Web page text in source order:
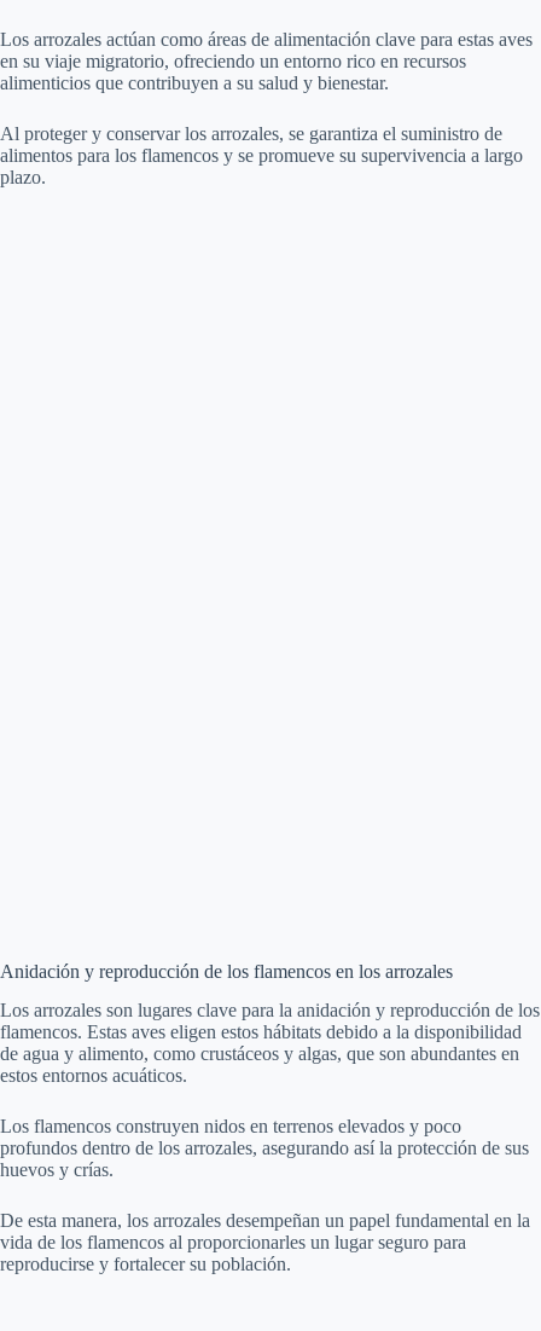
Los arrozales actúan como áreas de alimentación clave para estas aves
en su viaje migratorio, ofreciendo un entorno rico en recursos
alimenticios que contribuyen a su salud y bienestar.
Al proteger y conservar los arrozales, se garantiza el suministro de
alimentos para los flamencos y se promueve su supervivencia a largo
plazo.
Anidación y reproducción de los flamencos en los arrozales
Los arrozales son lugares clave para la anidación y reproducción de los
flamencos. Estas aves eligen estos hábitats debido a la disponibilidad
de agua y alimento, como crustáceos y algas, que son abundantes en
estos entornos acuáticos.
Los flamencos construyen nidos en terrenos elevados y poco
profundos dentro de los arrozales, asegurando así la protección de sus
huevos y crías.
De esta manera, los arrozales desempeñan un papel fundamental en la
vida de los flamencos al proporcionarles un lugar seguro para
reproducirse y fortalecer su población.